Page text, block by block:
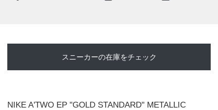
スニーカーの在庫をチェック
NIKE A'TWO EP "GOLD STANDARD" METALLIC